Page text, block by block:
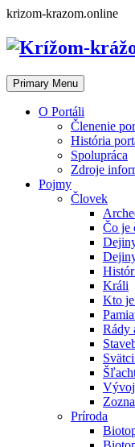
Skip
content
krizom-krazom.online
Primary Menu
O Portáli
Členenie
História
Spolupráca
Zdroje
Pojmy
Človek
Čo je
Králi
Kto
Rády
Príroda